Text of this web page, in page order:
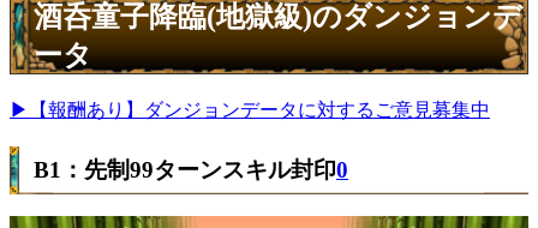
酒呑童子降臨(地獄級)のダンジョンデ
ータ
▶【報酬あり】ダンジョンデータに対するご意見募集中
B1：先制99ターンスキル封印0